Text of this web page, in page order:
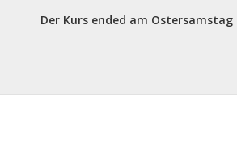
Der Kurs ended am Ostersamstag